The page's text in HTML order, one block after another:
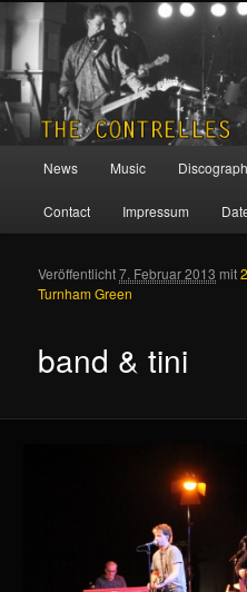
THE
Zum Inhalt wechseln
Zum sekundären Inhalt
News Music
Contact Impressum
band & tini
Veröffentlicht7. Februar 2013 mit
Turnham Green